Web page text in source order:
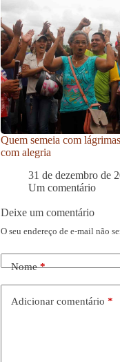
Quem semeia com
com alegria
31 de dezembro de
Um comentário
Deixe um comentário
O seu endereço de e-mail não
Nome*
Adicionar comentário *